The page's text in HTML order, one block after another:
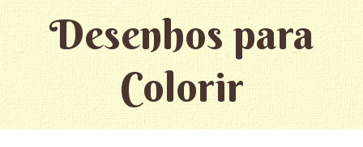
Desenhos para
Colorir